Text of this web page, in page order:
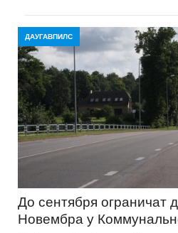
ДАУГАВПИЛС
До сентября ограничат
Новембра у